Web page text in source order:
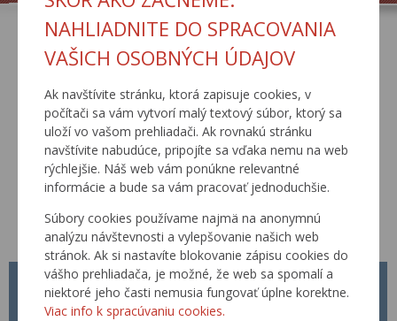
NAHLIADNITE DO SPRACOVANIA
VAŠICH OSOBNÝCH ÚDAJOV
Ak navštívite stránku, ktorá zapisuje cookies, v
počítači sa vám vytvorí malý textový súbor, ktorý sa
uloží vo vašom prehliadači. Ak rovnakú stránku
navštívite nabudúce, pripojíte sa vďaka nemu na web
rýchlejšie. Náš web vám ponúkne relevantné
informácie a bude sa vám pracovať jednoduchšie.
Súbory cookies používame najmä na anonymnú
analýzu návštevnosti a vylepšovanie našich web
stránok. Ak si nastavíte blokovanie zápisu cookies do
vášho prehliadača, je možné, že web sa spomalí a
niektoré jeho časti nemusia fungovať úplne korektne.
Viac info k spracúvaniu cookies.
AKTUÁLNE
METODICKÝ POKYN MP Č. 1/2026
01.04.2026